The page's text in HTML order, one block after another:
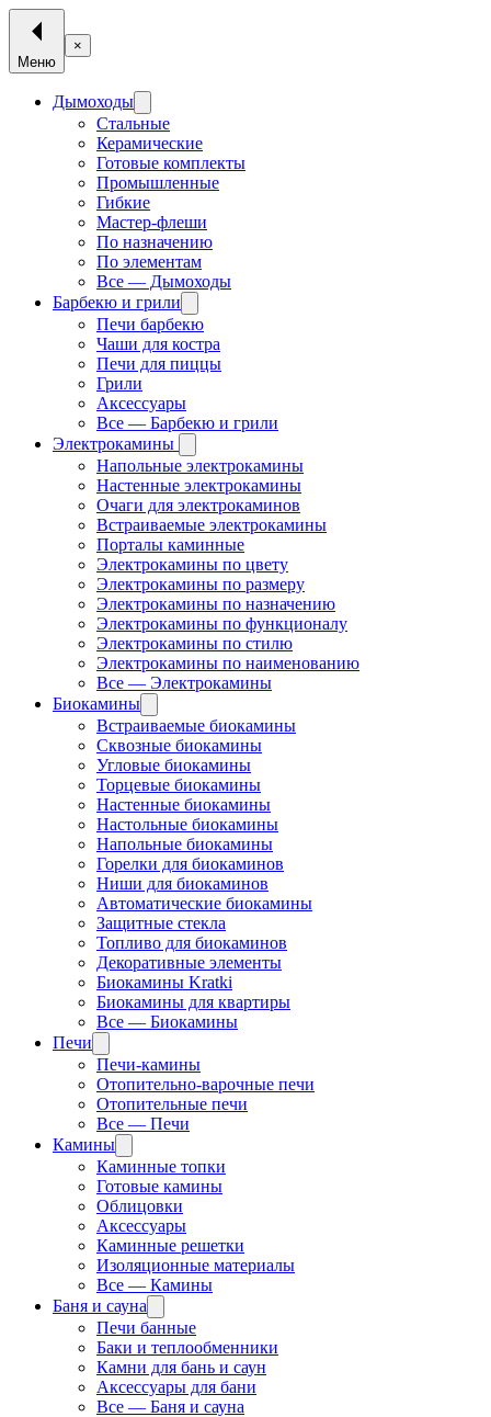
Меню
×
Дымоходы
Стальные
Керамические
Готовые комплекты
Промышленные
Гибкие
Мастер-флеши
По назначению
По элементам
Все — Дымоходы
Барбекю и грили
Печи барбекю
Чаши для костра
Печи для пиццы
Грили
Аксессуары
Все — Барбекю и грили
Электрокамины
Напольные электрокамины
Настенные электрокамины
Очаги для электрокаминов
Встраиваемые электрокамины
Порталы каминные
Электрокамины по цвету
Электрокамины по размеру
Электрокамины по назначению
Электрокамины по функционалу
Электрокамины по стилю
Электрокамины по наименованию
Все — Электрокамины
Биокамины
Встраиваемые биокамины
Сквозные биокамины
Угловые биокамины
Торцевые биокамины
Настенные биокамины
Настольные биокамины
Напольные биокамины
Горелки для биокаминов
Ниши для биокаминов
Автоматические биокамины
Защитные стекла
Топливо для биокаминов
Декоративные элементы
Биокамины Kratki
Биокамины для квартиры
Все — Биокамины
Печи
Печи-камины
Отопительно-варочные печи
Отопительные печи
Все — Печи
Камины
Каминные топки
Готовые камины
Облицовки
Аксессуары
Каминные решетки
Изоляционные материалы
Все — Камины
Баня и сауна
Печи банные
Баки и теплообменники
Камни для бань и саун
Аксессуары для бани
Все — Баня и сауна